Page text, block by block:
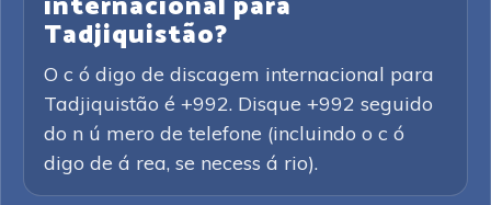
Tadjiquistão?
O c ó digo de discagem internacional para
Tadjiquistão é +992. Disque +992 seguido
do n ú mero de telefone (incluindo o c ó
digo de á rea, se necess á rio).